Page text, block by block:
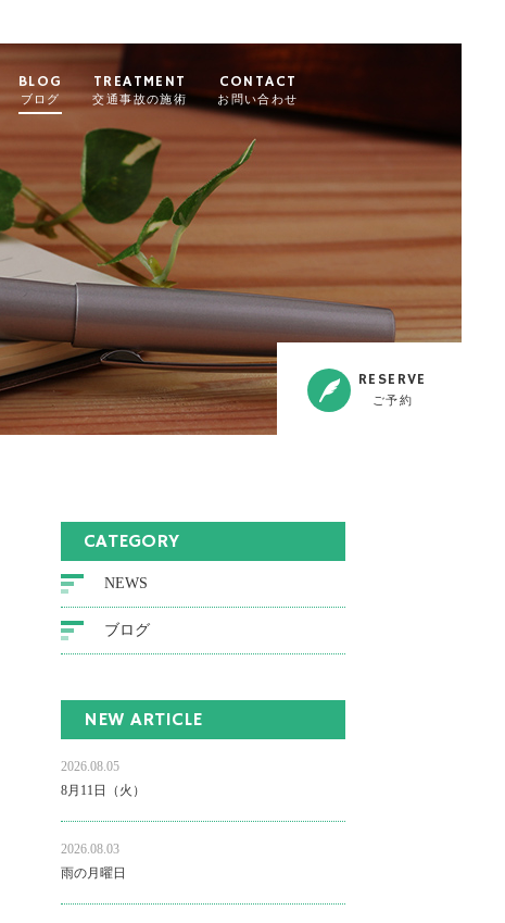
BLOG
ブログ
TREATMENT
交通事故の施術
CONTACT
お問い合わせ
RESERVE
ご予約
CATEGORY
NEWS
ブログ
NEW ARTICLE
2026.08.05
8月11日（火）
2026.08.03
雨の月曜日